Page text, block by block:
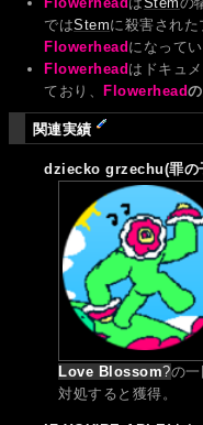
ではStemに殺害された
Flowerhead になって
Flowerhead はドキュ
ており、
Flowerhead
関連実績
dziecko grzechu(罪の
Love Blossom?の
対処すると獲得。